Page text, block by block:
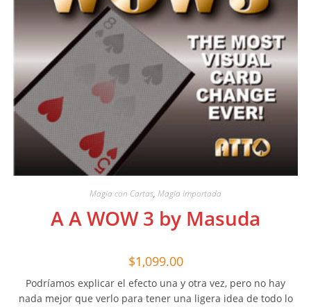
Magia con Cartas, Magia Importada
A A WOW 3 by Masuda
$1,099.00
Podríamos explicar el efecto una y otra vez, pero no hay
nada mejor que verlo para tener una ligera idea de todo lo